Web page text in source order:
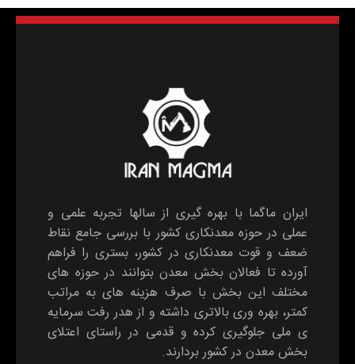
ایران ماگما با بهره گیری از سالها تجربه علمی و
عملی در حوزه معدنکاری کشور با بررسی جامع نقاط
ضعف و قوت معدنکاری در کشور، بستری را فراهم
آورده تا فعالان بخش معدن بتوانند در حوزه های
مختلف این بخش با صرف هزینه های به مراتب
کمتر، بهره وری بالاتری داشته و از هدر رفت سرمایه
ی ملی جلوگیری کرده و قدمی در راستای اعتلای
بخش معدن در کشور بردارند.